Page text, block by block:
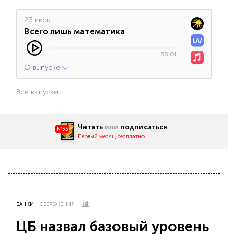
23 июля
Всего лишь математика
38:01
О выпуске
Все выпуски
№33 Читать или подписаться
Первый месяц бесплатно
БАНКИ СБЕРЕЖЕНИЯ
ЦБ назвал базовый уровень